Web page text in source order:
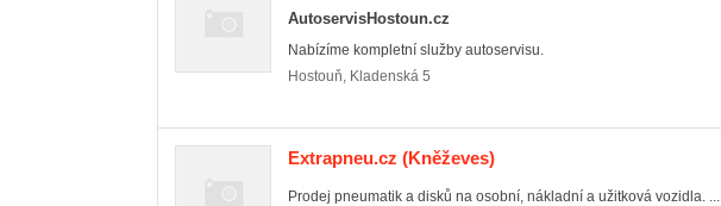
AutoservisHostoun.cz
Nabízíme kompletní služby autoservisu.
Hostouň, Kladenská 5
Extrapneu.cz (Kněževes)
Prodej pneumatik a disků na osobní, nákladní a užitková vozidla. ...